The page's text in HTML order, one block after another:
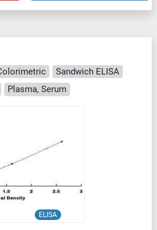
Sandwich ELISA
Plasma, Serum
ELISA